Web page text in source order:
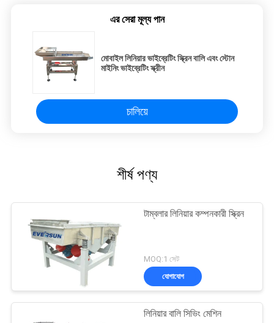
এর সেরা মূল্য পান
মোবাইল লিনিয়ার ভাইব্রেটিং স্ক্রিন বালি এবং স্টোন
মাইনিং ভাইব্রেটিং স্ক্রীন
চালিয়ে
শীর্ষ পণ্য
টাম্বলার লিনিয়ার কম্পনকারী স্ক্রিন
MOQ:1 সেট
যোগাযোগ
লিনিয়ার বালি সিভিং মেশিন